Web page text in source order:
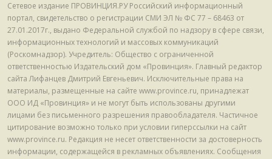
Сетевое издание ПРОВИНЦИЯ.РУ Российский информационный
портал, свидетельство о регистрации СМИ ЭЛ № ФС 77 – 68463 от
27.01.2017г., выдано Федеральной службой по надзору в сфере связи,
информационных технологий и массовых коммуникаций
(Роскомнадзор). Учредитель: Общество с ограниченной
ответственностью Издательский дом «Провинция». Главный редактор
сайта Лифанцев Дмитрий Евгеньевич. Исключительные права на
материалы, размещенные на сайте www.province.ru, принадлежат
ООО ИД «Провинция» и не могут быть использованы другими
лицами без письменного разрешения правообладателя. Частичное
цитирование возможно только при условии гиперссылки на сайт
www.province.ru. Редакция не несет ответственности за достоверность
информации, содержащейся в рекламных объявлениях. Сообщения